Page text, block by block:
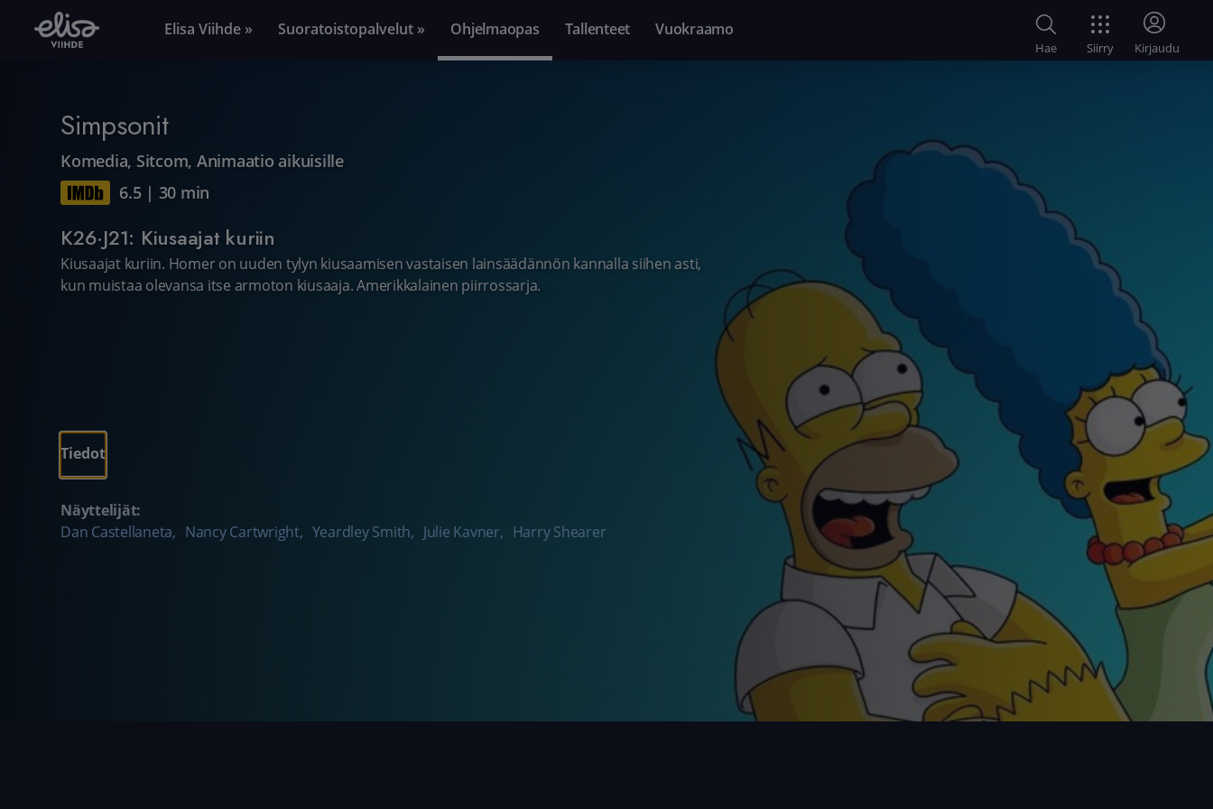
Elisa Viihde » Suoratoistopalvelut » Ohjelmaopas Tallenteet Vuokraamo
Hae Siirry Kirjaudu
Simpsonit
Komedia, Sitcom, Animaatio aikuisille
6.5| 30 min
K26·J21: Kiusaajat kuriin
Kiusaajat kuriin. Homer on uuden tylyn kiusaamisen vastaisen lainsäädännön kannalla siihen asti,
kun muistaa olevansa itse armoton kiusaaja. Amerikkalainen piirrossarja.
Tiedot
Näyttelijät:
Dan Castellaneta, Nancy Cartwright, Yeardley Smith, Julie Kavner, Harry Shearer